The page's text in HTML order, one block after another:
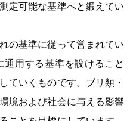
定可能な基準へと鍛えてい
の基準に従って営まれてい
通用する基準を設けること
ていくものです。ブリ類・
境および社会に与える影響